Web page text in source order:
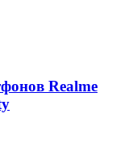
Realme